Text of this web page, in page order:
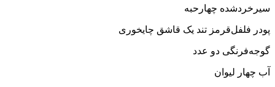
سیرخردشده چهارحبه
پودر فلفل‌قرمز تند یک قاشق چایخوری
گوجه‌فرنگی دو عدد
آب چهار لیوان